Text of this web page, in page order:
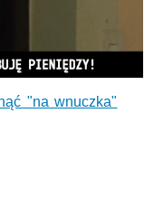
"na wnuczka"